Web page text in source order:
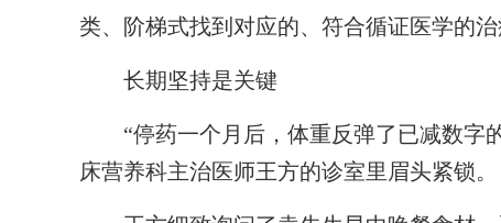
类、阶梯式找到对应的、符合循证医学的治
长期坚持是关键
“停药一个月后，体重反弹了已减数字
床营养科主治医师王方的诊室里眉头紧锁。